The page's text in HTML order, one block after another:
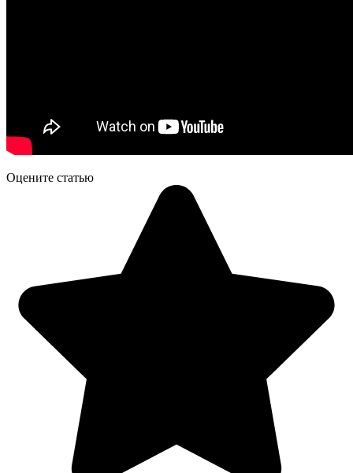
Оцените статью